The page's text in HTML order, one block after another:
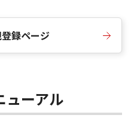
録ページ
ューアル